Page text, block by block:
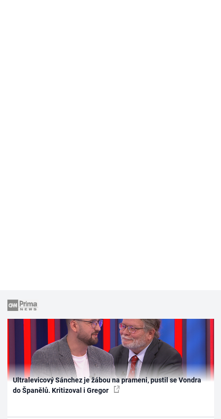
Ultralevicový Sánchez je žábou na prameni, pustil se Vondra
do Španělů. Kritizoval i Gregor